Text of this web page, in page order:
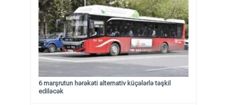
6 marşrutun hərəkəti alternativ küçələrlə təşkil
ediləcək